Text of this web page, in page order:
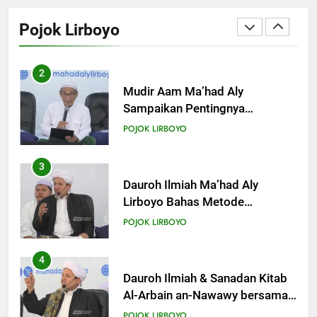
Pojok Lirboyo
Sampaikan Pentingnya
Mempelajari Ilmu Hadis Dalam
3
Dauroh Ilmiah Ma’had Aly
Lirboyo Bahas Metode
Ahlusunnah dalam
POJOK LIRBOYO
4
Dauroh Ilmiah & Sanadan Kitab
Al-Arbain an-Nawawy bersama
As-Syaikh Dr. Yasir Al-Adny
POJOK LIRBOYO
5
Semalam Bersama Kematian:
Kisah Praktek Tajhizul Janaiz
Siswa III Aliyah